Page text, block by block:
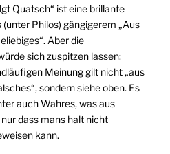
Quatsch“ ist eine brillante
(unter Philos) gängigerem „Aus
Aber die
sich zuspitzen lassen:
Meinung gilt nicht „aus
sondern siehe oben. Es
auch Wahres, was aus
dass mans halt nicht
kann.